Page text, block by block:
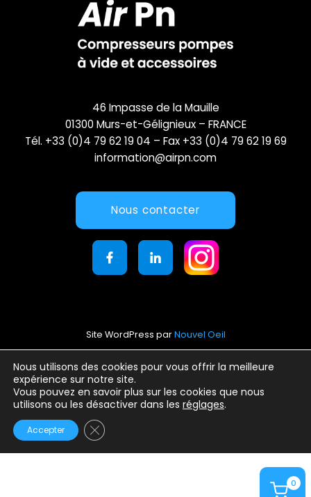
0
Nous utilisons des cookies pour vous offrir la meilleure
expérience sur notre site.
Vous pouvez en savoir plus sur les cookies que nous
utilisons ou les désactiver dans les réglages.
Accepter Fermer la bannière des cookies GDPR
46 Impasse de la Mauille
01300 Murs-et-Gélignieux – FRANCE
Tél. +33 (0)4 79 62 19 04 – Fax +33 (0)4 79 62 19 69
information@airpn.com
Nous contacter
Site WordPress parNouvel Oeil
Mentions légales
Conditions générales d’utilisation
Politique de confidentialité